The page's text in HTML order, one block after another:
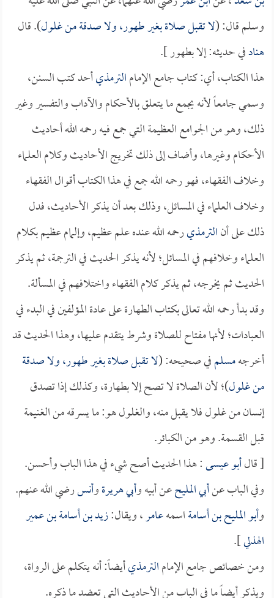
وسلم قال: (لا تقبل صلاة بغير طهور، ولا صدقة من غلول). قال
هنادفي حديثه: إلا بطهور ].
هذا الكتاب، أي: كتاب جامع الإمامالترمذيأحد كتب السنن،
وسمي جامعاً لأنه يجمع ما يتعلق بالأحكام والآداب والتفسير وغير
ذلك، وهو من الجوامع العظيمة التي جمع فيه رحمه الله أحاديث
الأحكام وغيرها، وأضاف إلى ذلك تخريج الأحاديث وكلام العلماء
وخلاف الفقهاء، فهو رحمه الله جمع في هذا الكتاب أقوال الفقهاء
وخلاف العلماء في المسائل، وذلك بعد أن يذكر الأحاديث، فدل
ذلك على أنالترمذيرحمه الله عنده علم عظيم، وإلمام عظيم بكلام
العلماء وخلافهم في المسائل؛ لأنه يذكر الحديث في الترجمة، ثم يذكر
الحديث ثم يخرجه، ثم يذكر كلام الفقهاء واختلافهم في المسألة.
وقد بدأ رحمه الله تعالى بكتاب الطهارة على عادة المؤلفين في البدء في
العبادات؛ لأنها مفتاح للصلاة وشرط يتقدم عليها، وهذا الحديث قد
أخرجهمسلمفي صحيحه: (لا تقبل صلاة بغير طهور، ولا صدقة
من غلول)؛ لأن الصلاة لا تصح إلا بطهارة، وكذلك إذا تصدق
إنسان من غلول فلا يقبل منه، والغلول هو: ما يسرقه من الغنيمة
قبل القسمة. وهو من الكبائر.
[ قالأبو عيسى: هذا الحديث أصح شيء في هذا الباب وأحسن.
وفي الباب عنأبي المليحعن أبيه وأبي هريرةوأنسرضي الله عنهم.
وأبو المليح بن أسامةاسمهعامر، ويقال:زيد بن أسامة بن عمير
الهذلي].
ومن خصائص جامع الإمامالترمذيأيضاً: أنه يتكلم على الرواة،